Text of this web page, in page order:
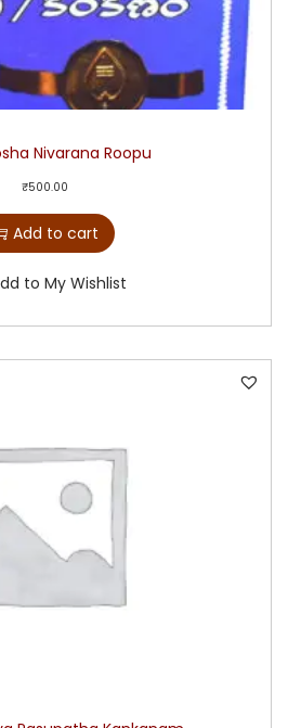
Nivarana Roopu
₹500.00
Add to cart
to My Wishlist